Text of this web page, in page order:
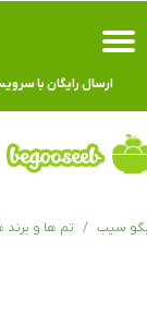
حساب کاربری من
تغییر گذر واژه
سفارشات
ارسال رایگان با سرویس
سیب تم ها و برند